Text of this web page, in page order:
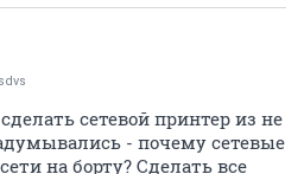
sdvs
сетевой принтер из не
- почему сетевые
на борту? Сделать все